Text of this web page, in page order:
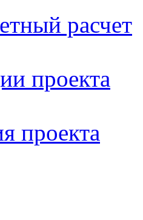
расчет
проекта
проекта